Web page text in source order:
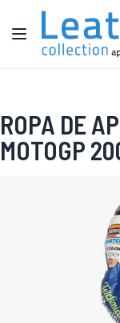
Ir al contenido
Toggle Nav
ROPA DE
MOTOGP